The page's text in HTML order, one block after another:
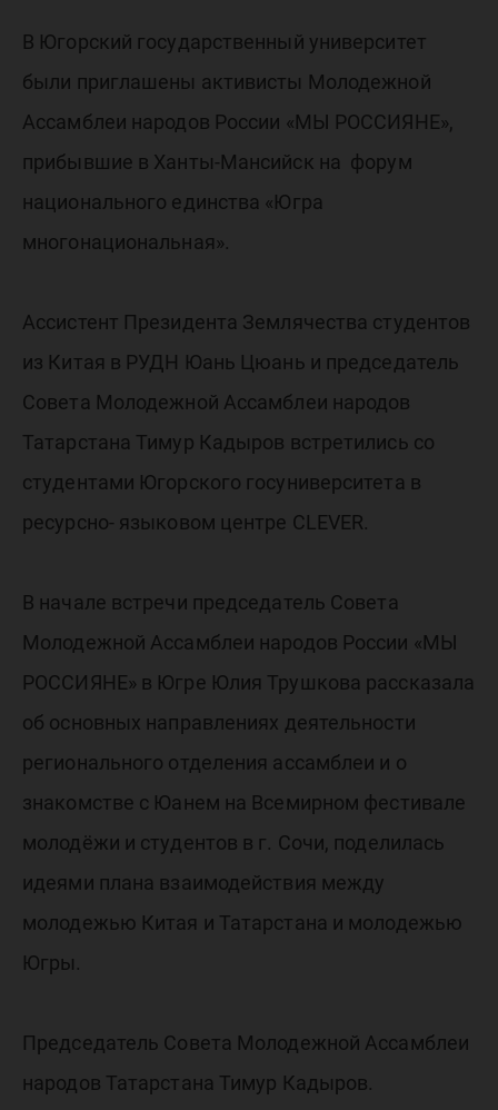
В Югорский государственный университет
были приглашены активисты Молодежной
Ассамблеи народов России «МЫ РОССИЯНЕ»,
прибывшие в Ханты-Мансийск на форум
национального единства «Югра
многонациональная».
Ассистент Президента Землячества студентов
из Китая в РУДН Юань Цюань и председатель
Совета Молодежной Ассамблеи народов
Татарстана Тимур Кадыров встретились со
студентами Югорского госуниверситета в
ресурсно- языковом центре CLEVER.
В начале встречи председатель Совета
Молодежной Ассамблеи народов России «МЫ
РОССИЯНЕ» в Югре Юлия Трушкова рассказала
об основных направлениях деятельности
регионального отделения ассамблеи и о
знакомстве с Юанем на Всемирном фестивале
молодёжи и студентов в г. Сочи, поделилась
идеями плана взаимодействия между
молодежью Китая и Татарстана и молодежью
Югры.
Председатель Совета Молодежной Ассамблеи
народов Татарстана Тимур Кадыров.